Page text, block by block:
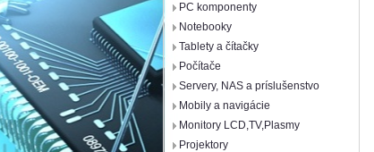
PC komponenty
Notebooky
Tablety a čítačky
Počítače
Servery, NAS a príslušenstvo
Mobily a navigácie
Monitory LCD,TV,Plasmy
Projektory